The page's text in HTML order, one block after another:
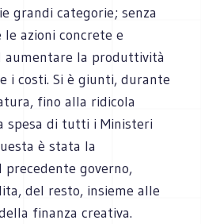
grandi categorie; senza
azioni concrete e
aumentare la produttività
i costi. Si è giunti, durante
fino alla ridicola
spesa di tutti i Ministeri
è stata la
precedente governo,
del resto, insieme alle
finanza creativa.